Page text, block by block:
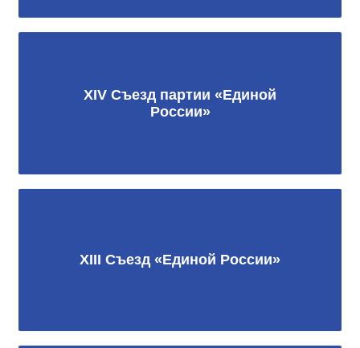
XIV Съезд партии «Единой
России»
XIII Съезд «Единой России»